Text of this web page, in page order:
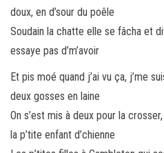
doux, en d’sour du poêle
Soudain la chatte elle se fâcha et
essaye pas d’m’avoir
Et pis moé quand j’ai vu ça, j’me
deux gosses en laine
On s’est mis à deux pour la
la p’tite enfant d’chienne